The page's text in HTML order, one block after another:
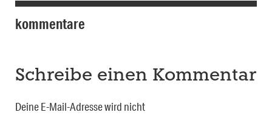
kommentare
Schreibe einen Kommentar
Deine E-Mail-Adresse wird nicht